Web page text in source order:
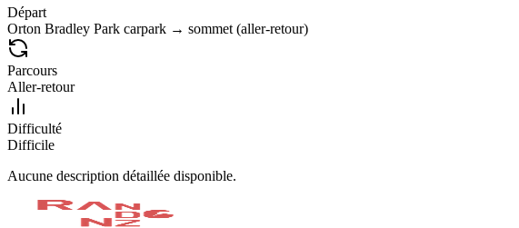
Départ
Orton Bradley Park carpark → sommet (aller-retour)
Parcours
Aller-retour
Difficulté
Difficile
Aucune description détaillée disponible.